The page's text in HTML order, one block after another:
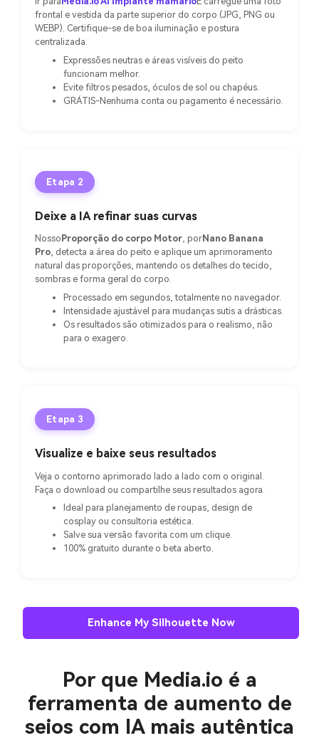
frontal e vestida da parte superior do corpo (JPG, PNG ou
WEBP). Certifique-se de boa iluminação e postura
centralizada.
Expressões neutras e áreas visíveis do peito
funcionam melhor.
Evite filtros pesados, óculos de sol ou chapéus.
GRÁTIS-Nenhuma conta ou pagamento é necessário.
Etapa 2
Deixe a IA refinar suas curvas
Nosso Proporção do corpo Motor, por Nano Banana
Pro, detecta a área do peito e aplique um aprimoramento
natural das proporções, mantendo os detalhes do tecido,
sombras e forma geral do corpo.
Processado em segundos, totalmente no navegador.
Intensidade ajustável para mudanças sutis a drásticas.
Os resultados são otimizados para o realismo, não
para o exagero.
Etapa 3
Visualize e baixe seus resultados
Veja o contorno aprimorado lado a lado com o original.
Faça o download ou compartilhe seus resultados agora.
Ideal para planejamento de roupas, design de
cosplay ou consultoria estética.
Salve sua versão favorita com um clique.
100% gratuito durante o beta aberto.
Enhance My Silhouette Now
Por que Media.io é a
ferramenta de aumento de
seios com IA mais autêntica